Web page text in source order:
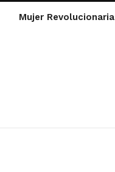
Mujer Revolucionaria